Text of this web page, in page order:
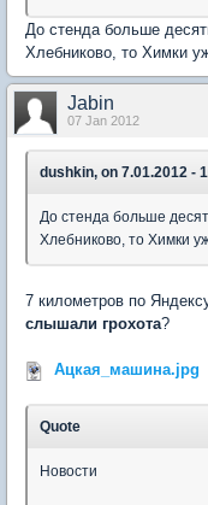
До стенда больше
Хлебниково, то Химки
Jabin
07 Jan 2012
dushkin, on 7.01.2012 -
До стенда больше
Хлебниково, то Химки
7 километров по
слышали грохота?
Ацкая_машина.jpg
Quote
Новости